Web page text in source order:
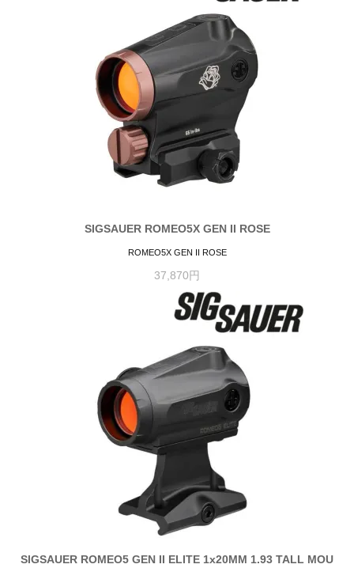
SIGSAUER ROMEO5X GEN II ROSE
ROMEO5X GEN II ROSE
37,870円
SIGSAUER ROMEO5 GEN II ELITE 1x20MM 1.93 TALL MOU